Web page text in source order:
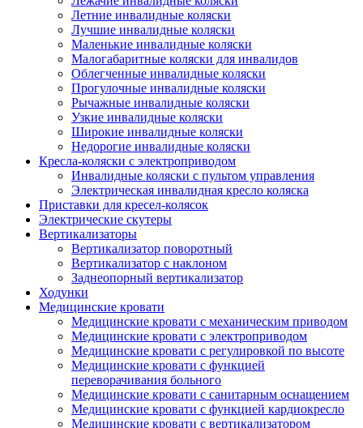
Летние инвалидные коляски
Лучшие инвалидные коляски
Маленькие инвалидные коляски
Малогабаритные коляски для инвалидов
Облегченные инвалидные коляски
Прогулочные инвалидные коляски
Рычажные инвалидные коляски
Узкие инвалидные коляски
Широкие инвалидные коляски
Недорогие инвалидные коляски
Кресла-коляски с электроприводом
Инвалидные коляски с пультом управления
Электрическая инвалидная кресло коляска
Приставки для кресел-колясок
Электрические скутеры
Вертикализаторы
Вертикализатор поворотный
Вертикализатор с наклоном
Заднеопорный вертикализатор
Ходунки
Медицинские кровати
Медицинские кровати с механическим приводом
Медицинские кровати с электроприводом
Медицинские кровати с регулировкой по высоте
Медицинские кровати с функцией
переворачивания больного
Медицинские кровати с санитарным оснащением
Медицинские кровати с функцией кардиокресло
Медицинские кровати с вертикализатором